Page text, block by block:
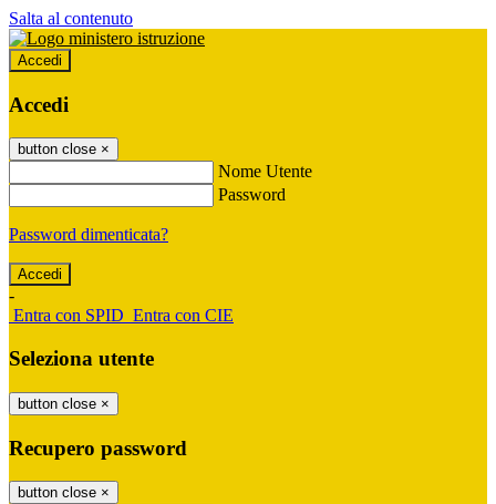
Salta al contenuto
Accedi
Accedi
button close ×
Nome Utente
Password
Password dimenticata?
-
Entra con SPID Entra con CIE
Seleziona utente
button close ×
Recupero password
button close ×